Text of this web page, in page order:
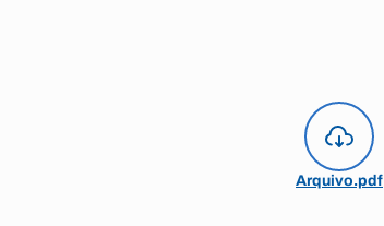
Arquivo.pdf